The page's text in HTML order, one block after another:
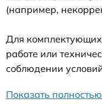
(например,
Для
работе или
соблюдении
Показать полностью